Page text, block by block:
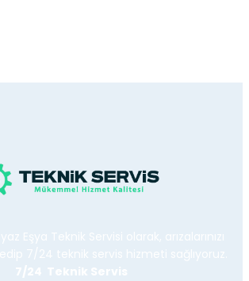
Eşya Teknik Servisi olarak, arızalarınızı
7/24 teknik servis hizmeti sağlıyoruz.
7/24 Teknik Servis